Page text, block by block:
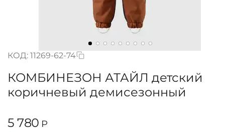
КОД: 11269-62-74
КОМБИНЕЗОН АТАЙЛ детский
коричневый демисезонный
5 780 Р